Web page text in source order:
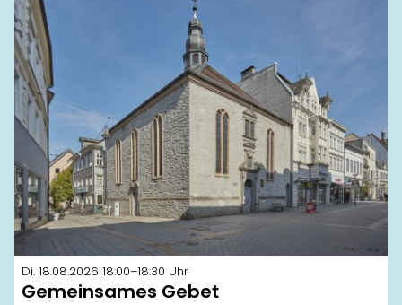
Di. 18.08.2026 18:00–18:30 Uhr
Gemeinsames Gebet